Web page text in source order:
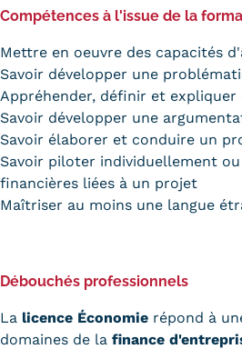
Compétences à l'issue de la
Mettre en oeuvre des capacités
Savoir développer une
Appréhender, définir et
Savoir développer une
Savoir élaborer et conduire un
Savoir piloter individuellement
financières liées à un projet
Maîtriser au moins une langue
Débouchés professionnels
La licence Économie répond à
domaines de la finance